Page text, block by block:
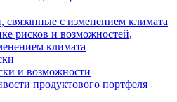
связанные с изменением климата
рисков и возможностей,
климата
и возможности
продуктового портфеля